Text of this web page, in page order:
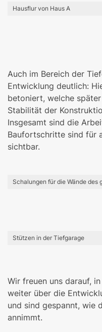
Hausflur von Haus A
Auch im Bereich der
Entwicklung deutlich:
betoniert, welche
Stabilität der
Insgesamt sind die
Baufortschritte sind für
sichtbar.
Schalungen für die Wände
Stützen in der Tiefgarage
Wir freuen uns darauf,
weiter über die
und sind gespannt, wie
annimmt.